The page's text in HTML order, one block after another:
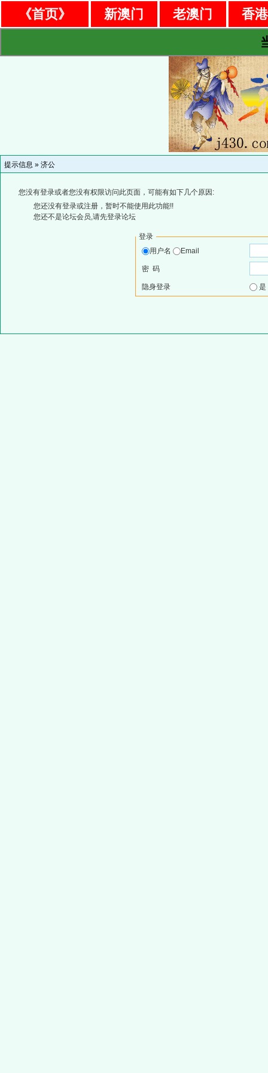
《首页》 新澳门 老澳门
香
提示信息 » 济公
您没有登录或者您没有权限访问此页面，可能有如下几个原因:
您还没有登录或注册，暂时不能使用此功能!!
您还不是论坛会员,请先登录论坛
登录
用户名
Email
密 码
隐身登录